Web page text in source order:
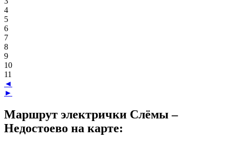
4
5
6
7
8
9
10
11
◄
►
Маршрут электрички Слёмы –
Недостоево на карте: